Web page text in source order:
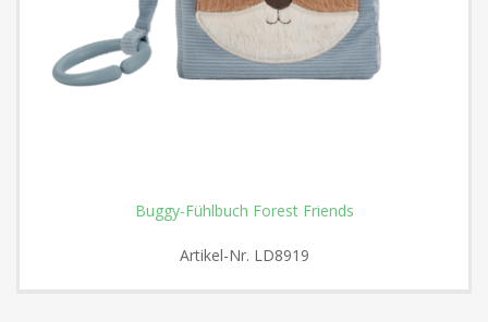
Buggy-Fühlbuch Forest Friends
Artikel-Nr. LD8919